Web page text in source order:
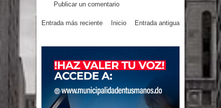
TC declara inconstitucional decreto
vigente desde 2006 y exige ley del
Presidente LMD Víctor D´Aza
Publicar un comentario
Entrada más reciente Entrada antigua
Inicio